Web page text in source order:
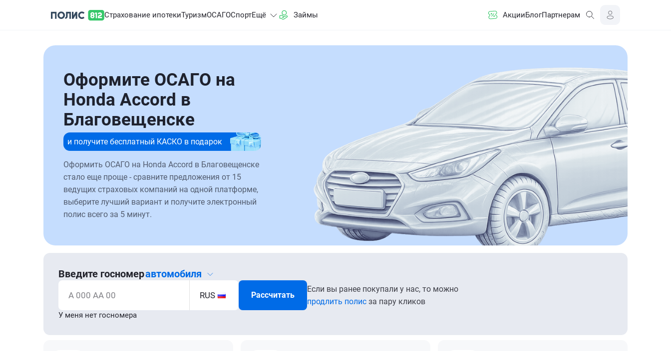
Страхование ипотекиТуризмОСАГОСпортЕщё Займы АкцииБлогПартнерам
Оформите ОСАГО на
Honda Accord в
Благовещенске
и получите бесплатный КАСКО в подарок
Оформить ОСАГО на Honda Accord в Благовещенске
стало еще проще - сравните предложения от 15
ведущих страховых компаний на одной платформе,
выберите лучший вариант и получите электронный
полис всего за 5 минут.
Введите госномеравтомобиля
А 000 АА 00 RUS Рассчитать
Если вы ранее покупали у нас, то можно
продлить полис за пару кликов
У меня нет госномера